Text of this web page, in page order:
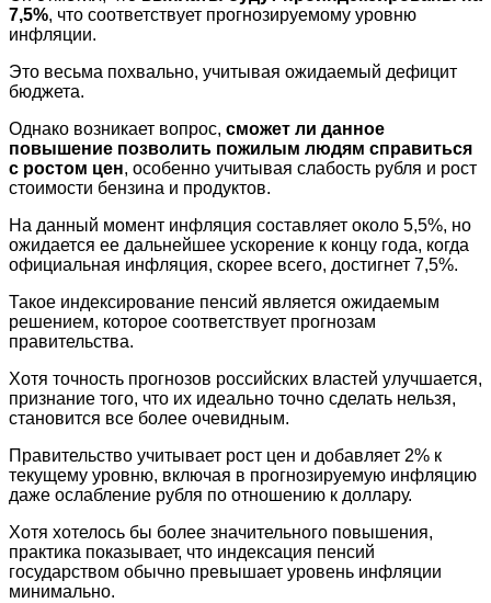
7,5%, что соответствует прогнозируемому уровню
инфляции.
Это весьма похвально, учитывая ожидаемый дефицит
бюджета.
Однако возникает вопрос, сможет ли данное
повышение позволить пожилым людям справиться
с ростом цен, особенно учитывая слабость рубля и рост
стоимости бензина и продуктов.
На данный момент инфляция составляет около 5,5%, но
ожидается ее дальнейшее ускорение к концу года, когда
официальная инфляция, скорее всего, достигнет 7,5%.
Такое индексирование пенсий является ожидаемым
решением, которое соответствует прогнозам
правительства.
Хотя точность прогнозов российских властей улучшается,
признание того, что их идеально точно сделать нельзя,
становится все более очевидным.
Правительство учитывает рост цен и добавляет 2% к
текущему уровню, включая в прогнозируемую инфляцию
даже ослабление рубля по отношению к доллару.
Хотя хотелось бы более значительного повышения,
практика показывает, что индексация пенсий
государством обычно превышает уровень инфляции
минимально.